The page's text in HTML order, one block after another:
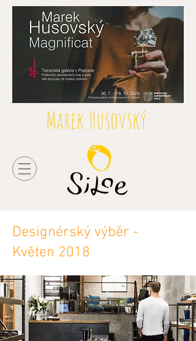
Marek Husovský
Designérský výběr -
Květen 2018